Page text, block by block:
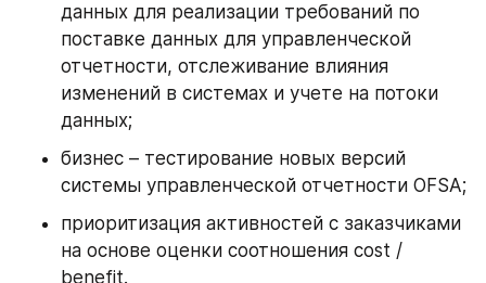
данных для реализации требований по
поставке данных для управленческой
отчетности, отслеживание влияния
изменений в системах и учете на потоки
данных;
бизнес – тестирование новых версий
системы управленческой отчетности OFSA;
приоритизация активностей с заказчиками
на основе оценки соотношения cost /
benefit.